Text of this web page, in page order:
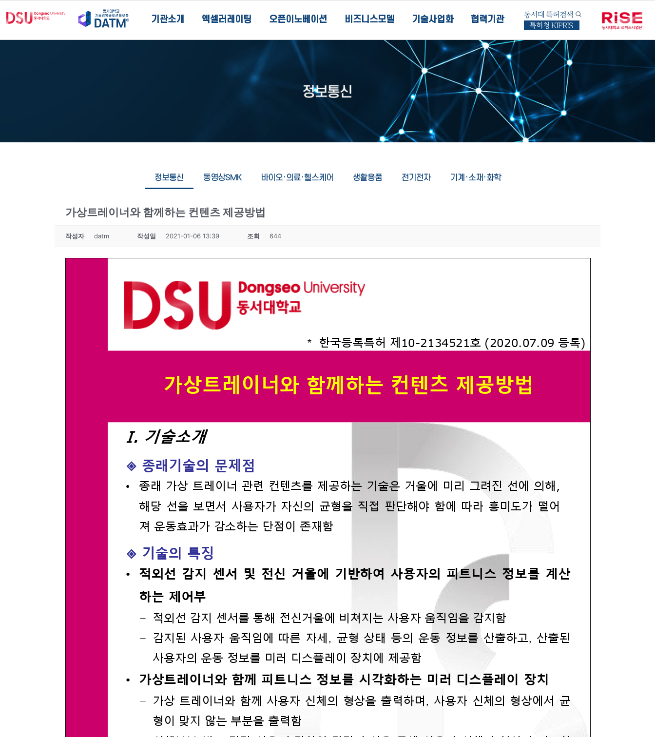
기관소개 엑셀러레이팅 오픈이노베이션 비즈니스모델 기술사업화 협력기관
동서대 특허검색
특허청 KIPRIS
정보통신 동영상SMK 바이오·의료·헬스케어 생활용품 전기전자 기계·소재·화학
가상트레이너와 함께하는 컨텐츠 제공방법
작성자 datm 작성일 2021-01-06 13:39 조회 644